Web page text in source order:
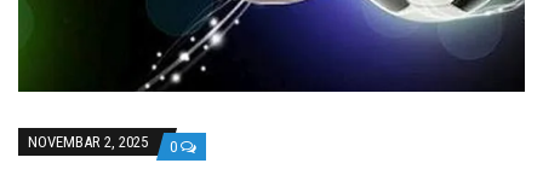
NOVEMBAR 2, 2025 0